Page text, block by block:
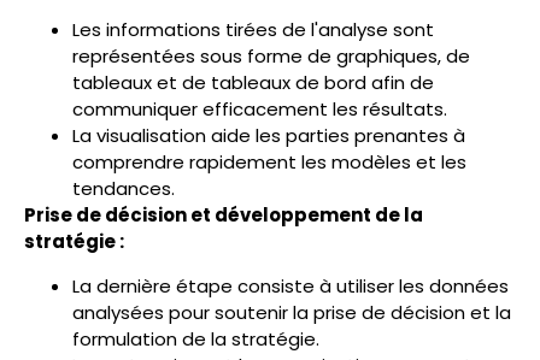
Les informations tirées de l'analyse sont
représentées sous forme de graphiques, de
tableaux et de tableaux de bord afin de
communiquer efficacement les résultats.
La visualisation aide les parties prenantes à
comprendre rapidement les modèles et les
tendances.
Prise de décision et développement de la
stratégie :
La dernière étape consiste à utiliser les données
analysées pour soutenir la prise de décision et la
formulation de la stratégie.